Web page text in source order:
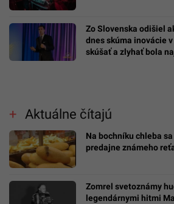
Zo Slovenska odišiel
dnes skúma inovácie
skúšať a zlyhať bola
Aktuálne čítajú
Na bochníku chleba
predajne známeho
Zomrel svetoznámy
legendárnymi hitmi